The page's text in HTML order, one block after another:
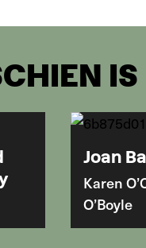
IS
Joan
Karen
O’Boyle